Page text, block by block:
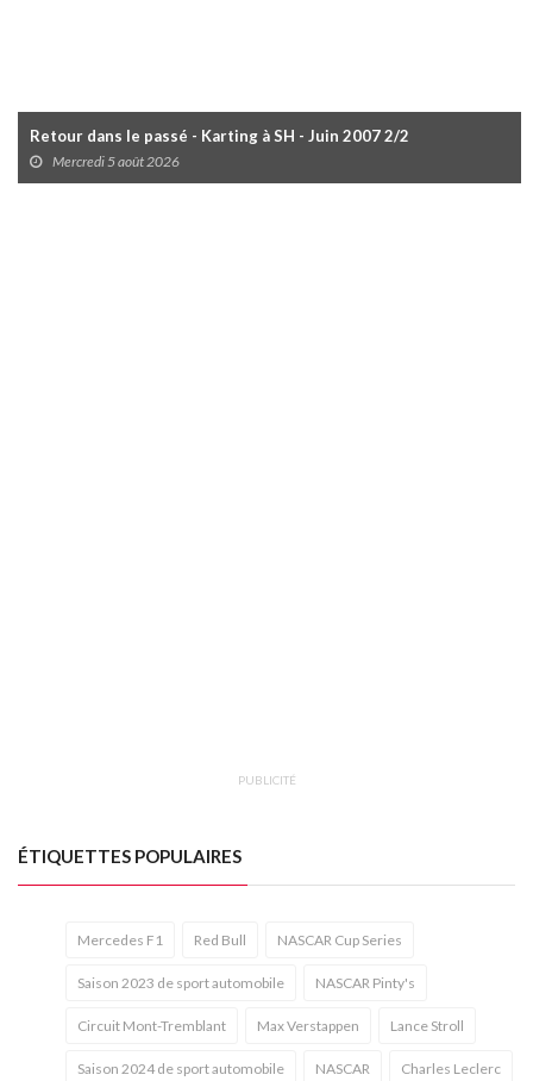
Retour dans le passé - Karting à SH - Juin 2007 2/2
Mercredi 5 août 2026
PUBLICITÉ
ÉTIQUETTES POPULAIRES
Mercedes F1 Red Bull NASCAR Cup Series
Saison 2023 de sport automobile NASCAR Pinty's
Circuit Mont-Tremblant Max Verstappen Lance Stroll
Saison 2024 de sport automobile NASCAR Charles Leclerc